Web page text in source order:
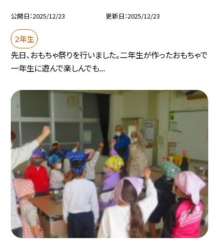
公開日 2025/12/23 更新日 2025/12/23
２年生
先日、おもちゃ祭りを行いました。二年生が作ったおもちゃで
一年生に遊んで楽しんでも...